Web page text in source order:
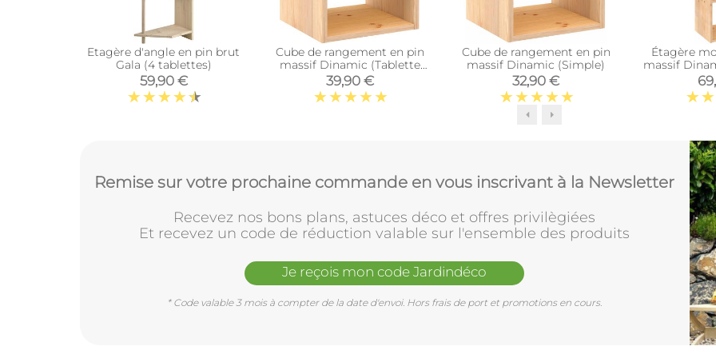
Etagère d'angle en pin brut
Gala (4 tablettes)
59,90 €
Cube de rangement en pin
massif Dinamic (Tablette
intermédiaire)
39,90 €
Cube de rangement en pin
massif Dinamic (Simple)
32,90 €
Étagère
massif
Remise sur votre prochaine commande en vous inscrivant à la Newsletter
Recevez nos bons plans, astuces déco et offres privilègiées
Et recevez un code de réduction valable sur l'ensemble des produits
Je reçois mon code Jardindéco
* Code valable 3 mois à compter de la date d'envoi. Hors frais de port et promotions en cours.